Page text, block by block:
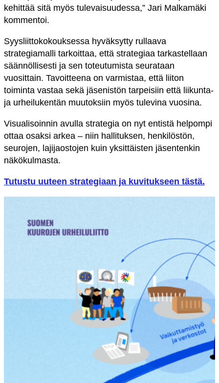
kehittää sitä myös tulevaisuudessa,” Jari Malkamäki
kommentoi.
Syysliittokokouksessa hyväksytty rullaava
strategiamalli tarkoittaa, että strategiaa tarkastellaan
säännöllisesti ja sen toteutumista seurataan
vuosittain. Tavoitteena on varmistaa, että liiton
toiminta vastaa sekä jäsenistön tarpeisiin että liikunta-
ja urheilukentän muutoksiin myös tulevina vuosina.
Visualisoinnin avulla strategia on nyt entistä helpompi
ottaa osaksi arkea – niin hallituksen, henkilöstön,
seurojen, lajijaostojen kuin yksittäisten jäsentenkin
näkökulmasta.
Tutustu uuteen strategiaan ja kuvitukseen tästä.